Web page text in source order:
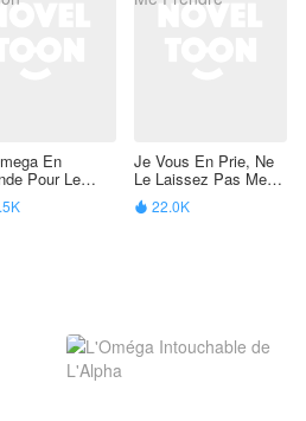
En
Pour Le
Je Vous En Prie, Ne
Le Laissez Pas Me
Prendre
 22.0K